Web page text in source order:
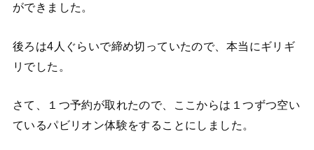
ができました。
後ろは4人ぐらいで締め切っていたので、本当にギリギ
リでした。
さて、１つ予約が取れたので、ここからは１つずつ空い
ているパビリオン体験をすることにしました。